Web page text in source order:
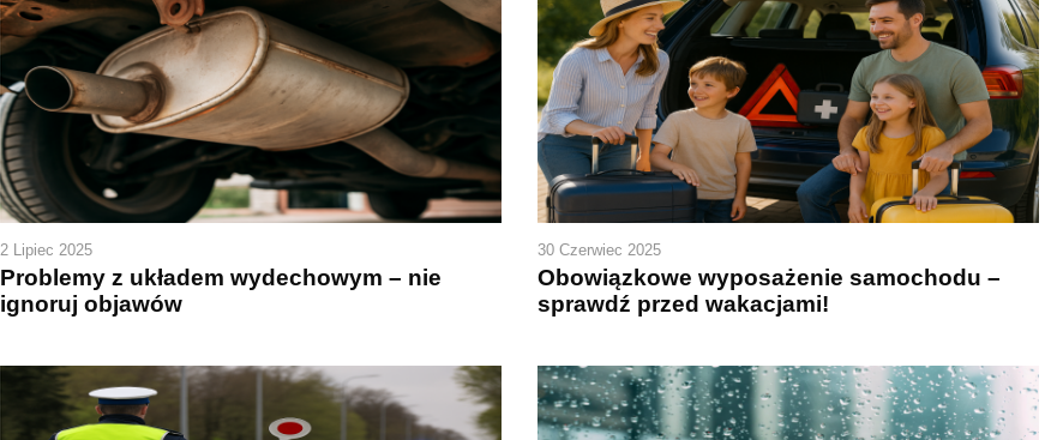
2 Lipiec 2025
Problemy z układem wydechowym – nie
ignoruj objawów
30 Czerwiec 2025
Obowiązkowe wyposażenie samochodu –
sprawdź przed wakacjami!